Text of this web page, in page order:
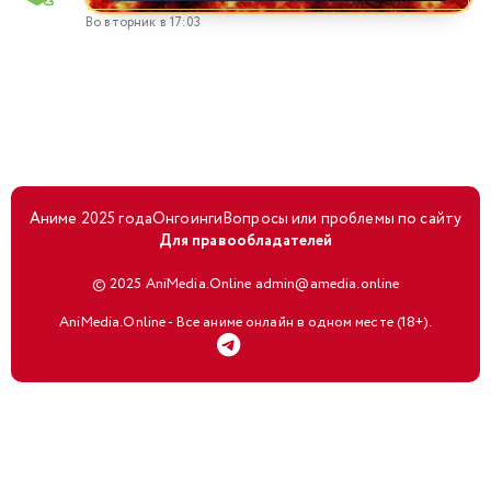
Во вторник в 17:03
Аниме 2025 годаОнгоингиВопросы или проблемы по сайту
Для правообладателей
© 2025 AniMedia.Online admin@amedia.online
AniMedia.Online - Все аниме онлайн в одном месте (18+).